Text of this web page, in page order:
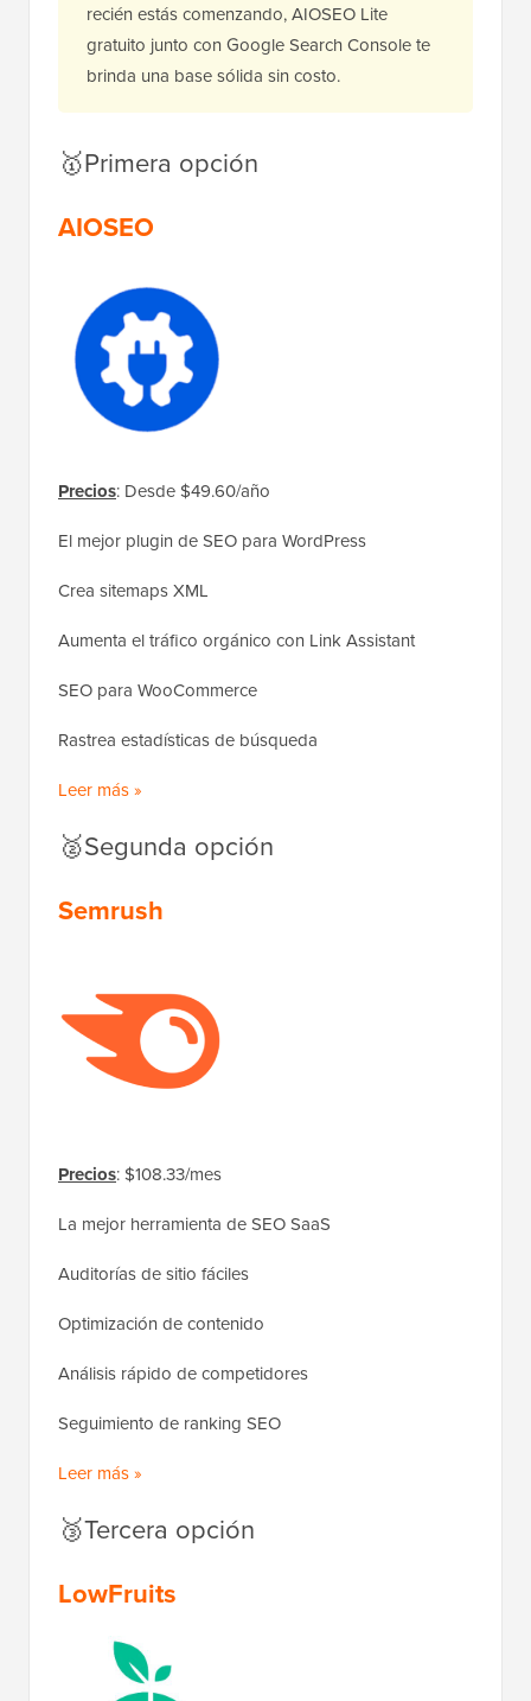
recién estás comenzando, AIOSEO Lite
gratuito junto con Google Search Console te
brinda una base sólida sin costo.
🥇Primera opción
AIOSEO
Precios: Desde $49.60/año
El mejor plugin de SEO para WordPress
Crea sitemaps XML
Aumenta el tráfico orgánico con Link Assistant
SEO para WooCommerce
Rastrea estadísticas de búsqueda
Leer más »
🥈Segunda opción
Semrush
Precios: $108.33/mes
La mejor herramienta de SEO SaaS
Auditorías de sitio fáciles
Optimización de contenido
Análisis rápido de competidores
Seguimiento de ranking SEO
Leer más »
🥉Tercera opción
LowFruits